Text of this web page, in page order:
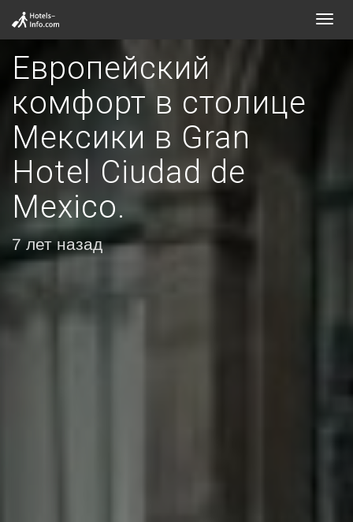
Европейский
комфорт в столице
Мексики в Gran
Hotel Ciudad de
Mexico.
7 лет назад